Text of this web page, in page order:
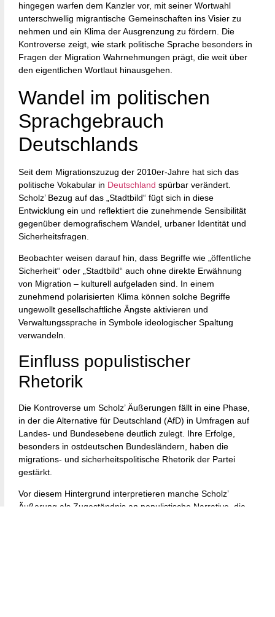
hingegen warfen dem Kanzler vor, mit seiner Wortwahl
unterschwellig migrantische Gemeinschaften ins Visier zu
nehmen und ein Klima der Ausgrenzung zu fördern. Die
Kontroverse zeigt, wie stark politische Sprache besonders in
Fragen der Migration Wahrnehmungen prägt, die weit über
den eigentlichen Wortlaut hinausgehen.
Wandel im politischen
Sprachgebrauch
Deutschlands
Seit dem Migrationszuzug der 2010er-Jahre hat sich das
politische Vokabular in Deutschland spürbar verändert.
Scholz’ Bezug auf das „Stadtbild“ fügt sich in diese
Entwicklung ein und reflektiert die zunehmende Sensibilität
gegenüber demografischem Wandel, urbaner Identität und
Sicherheitsfragen.
Beobachter weisen darauf hin, dass Begriffe wie „öffentliche
Sicherheit“ oder „Stadtbild“ auch ohne direkte Erwähnung
von Migration – kulturell aufgeladen sind. In einem
zunehmend polarisierten Klima können solche Begriffe
ungewollt gesellschaftliche Ängste aktivieren und
Verwaltungssprache in Symbole ideologischer Spaltung
verwandeln.
Einfluss populistischer
Rhetorik
Die Kontroverse um Scholz’ Äußerungen fällt in eine Phase,
in der die Alternative für Deutschland (AfD) in Umfragen auf
Landes- und Bundesebene deutlich zulegt. Ihre Erfolge,
besonders in ostdeutschen Bundesländern, haben die
migrations- und sicherheitspolitische Rhetorik der Partei
gestärkt.
Vor diesem Hintergrund interpretieren manche Scholz’
Äußerung als Zugeständnis an populistische Narrative, die